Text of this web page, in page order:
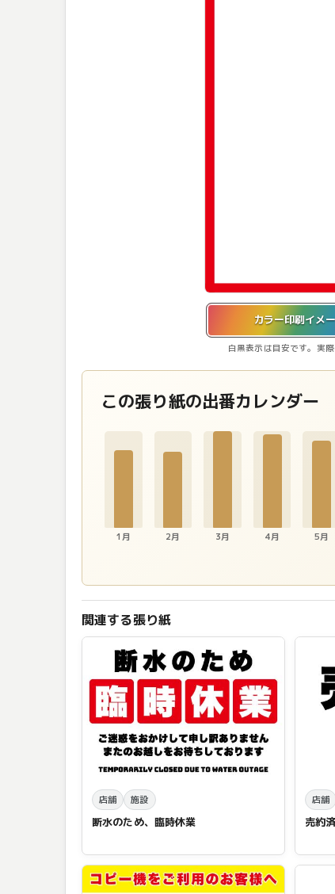
カラー印刷イメ
白黒表示は目安です。実
カラー印刷イメージを表示しています。
この張り紙の出番カレンダー
1月 2月 3月 4月 5月
関連する張り紙
店舗 施設
断水のため、臨時休業
店舗
売約